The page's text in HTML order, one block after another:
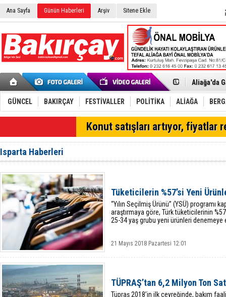
Ana Sayfa Günün Haberleri Arşiv Sitene Ekle
Menemen
Furkan
Chp
AK Parti
SOCAR
Trafiği
Alto,
Chp
Aliağa-
GÜNCEL BAKIRÇAY FESTİVALLER POLİTİKA ALİAĞA
Konut satışları artıyor, fiyatlar
Isparta Haberleri
Tüketicilerin %57’si Yeni
“Yılın Seçilmiş Ürünü” (YSÜ) programı
araştırmaya göre, Türk tüketicilerinin
25-34 yaş grubu yeni ürünleri denemeye
21 Mayıs 2018 Pazartesi 12:01
TÜPRAŞ’tan 6,2 Milyon Ton
Tüpraş 2018’in ilk çeyreğinde, bakım